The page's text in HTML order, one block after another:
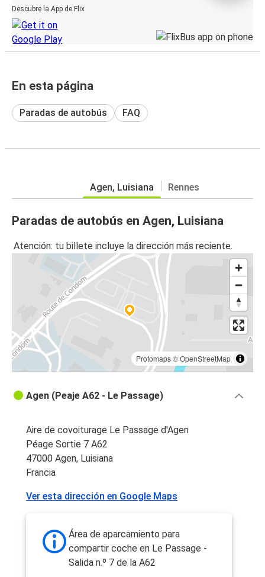
Descubre la App de Flix
En esta página
Paradas de autobús FAQ
Agen, Luisiana Rennes
Paradas de autobús en Agen, Luisiana
Atención: tu billete incluye la dirección más reciente.
Protomaps©OpenStreetMap
Agen (Peaje A62 - Le Passage)
Aire de covoiturage Le Passage d'Agen
Péage Sortie 7 A62
47000 Agen, Luisiana
Francia
Ver esta dirección en Google Maps
Área de aparcamiento para
compartir coche en Le Passage -
Salida n.º 7 de la A62